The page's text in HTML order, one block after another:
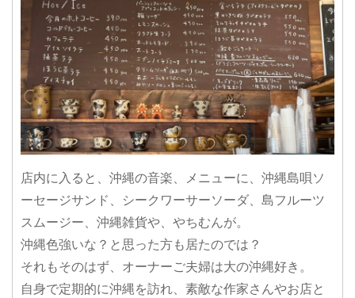
店内に入ると、沖縄の音楽、メニューに、沖縄島唄ソ
ーセージサンド、シークワーサーソーダ、島フルーツ
スムージー、沖縄雑貨や、やちむんが。
沖縄色強いな？と思った方も居たのでは？
それもそのはず、オーナーご夫婦は大の沖縄好き。
自身で定期的に沖縄を訪れ、素敵な作家さんやお店と